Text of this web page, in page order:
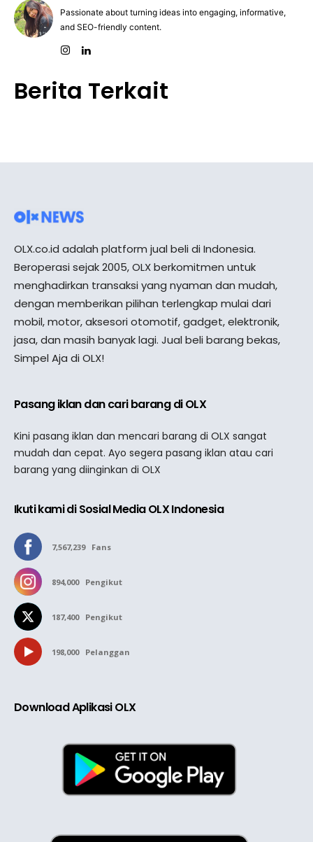
Passionate about turning ideas into engaging, informative,
and SEO-friendly content.
Berita Terkait
OLX.co.id adalah platform jual beli di Indonesia.
Beroperasi sejak 2005, OLX berkomitmen untuk
menghadirkan transaksi yang nyaman dan mudah,
dengan memberikan pilihan terlengkap mulai dari
mobil, motor, aksesori otomotif, gadget, elektronik,
jasa, dan masih banyak lagi. Jual beli barang bekas,
Simpel Aja di OLX!
Pasang iklan dan cari barang di OLX
Kini pasang iklan dan mencari barang di OLX sangat
mudah dan cepat. Ayo segera pasang iklan atau cari
barang yang diinginkan di OLX
Ikuti kami di Sosial Media OLX Indonesia
7,567,239 Fans
894,000 Pengikut
187,400 Pengikut
198,000 Pelanggan
Download Aplikasi OLX